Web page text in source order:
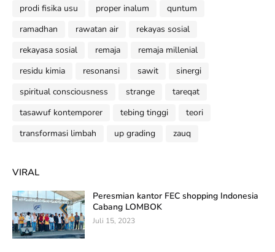
prodi fisika usu
proper inalum
quntum
ramadhan
rawatan air
rekayas sosial
rekayasa sosial
remaja
remaja millenial
residu kimia
resonansi sawit
sinergi
spiritual consciousness
strange
tareqat
tasawuf kontemporer
tebing tinggi
teori
transformasi limbah
up grading zauq
VIRAL
Peresmian kantor FEC shopping Indonesia
Cabang LOMBOK
Juli 15, 2023